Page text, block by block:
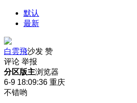
默认
最新
白雲飛沙发 赞
评论 举报
分区版主浏览器
6-9 18:09:36 重庆
不错哟